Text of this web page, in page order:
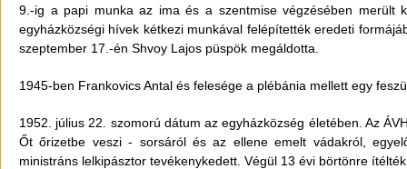
9.-ig a papi munka az ima és a szentmise végzésében merült
egyházközségi hívek kétkezi munkával felépítették eredeti
szeptember 17.-én Shvoy Lajos püspök megáldotta.
1945-ben Frankovics Antal és felesége a plébánia mellett egy
1952. július 22. szomorú dátum az egyházközség életében. Az
Őt őrizetbe veszi - sorsáról és az ellene emelt vádakról,
ministráns lelkipásztor tevékenykedett. Végül 13 évi börtönre